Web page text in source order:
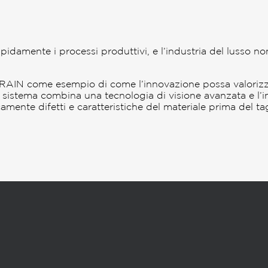
i processi produttivi, e l’industria del lusso
come esempio di come l’innovazione possa
combina una tecnologia di visione avanzata e
difetti e caratteristiche del materiale prima del